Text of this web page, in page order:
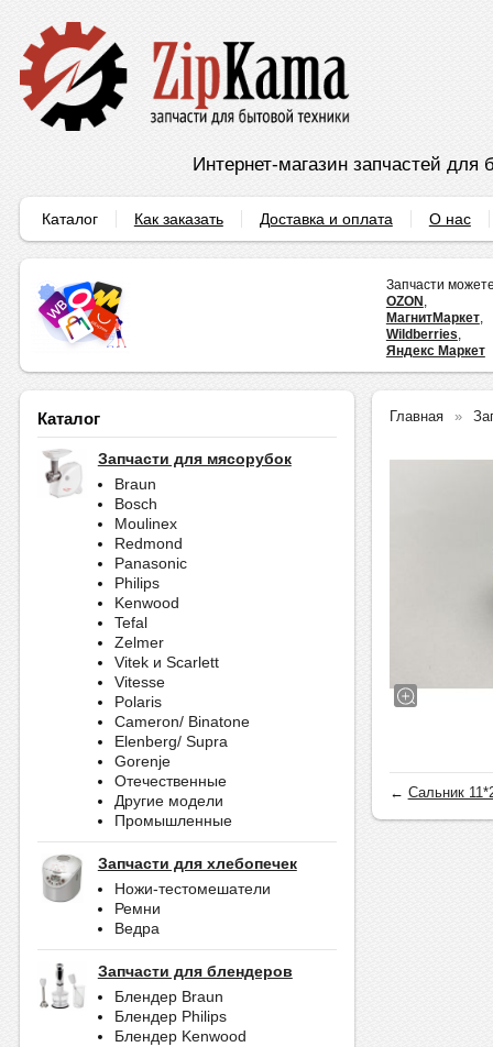
Интернет-магазин запчастей для
Каталог Как заказать Доставка и оплата О нас
Запчасти
OZON ,
МагнитМаркет,
Wildberries,
Яндекс Маркет
Каталог
Запчасти для мясорубок
Braun
Bosch
Moulinex
Redmond
Panasonic
Philips
Kenwood
Tefal
Zelmer
Vitek и Scarlett
Vitesse
Polaris
Cameron/ Binatone
Elenberg/ Supra
Gorenje
Отечественные
Другие модели
Промышленные
Запчасти для хлебопечек
Ножи-тестомешатели
Ремни
Ведра
Запчасти для блендеров
Блендер Braun
Блендер Philips
Блендер Kenwood
Главная
← Сальник